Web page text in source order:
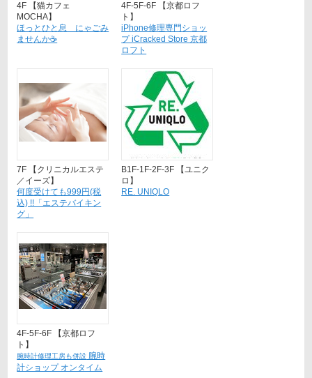
4F 【猫カフェ
MOCHA】
ほっとひと息 にゃごみ
ませんか☕
4F-5F-6F 【京都ロフ
ト】
iPhone修理専門ショッ
プ iCracked Store 京都
ロフト
7F 【クリニカルエステ
／イーズ】
何度受けても999円(税
込) !!「エステバイキン
グ」
B1F-1F-2F-3F 【ユニク
ロ】
RE. UNIQLO
4F-5F-6F 【京都ロフ
ト】
腕時計修理工房も併設 腕時
計ショップ オンタイム